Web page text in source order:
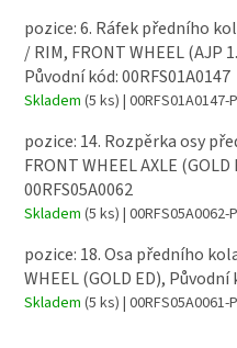
pozice: 6. Ráfek předního
/ RIM, FRONT WHEEL (AJP
Původní kód: 00RFS01A0147
Skladem (5 ks) | 00RFS01A0147-
pozice: 14. Rozpěrka osy
FRONT WHEEL AXLE
00RFS05A0062
Skladem (5 ks) | 00RFS05A0062-
pozice: 18. Osa předního
WHEEL (GOLD ED), Původní
Skladem (5 ks) | 00RFS05A0061-